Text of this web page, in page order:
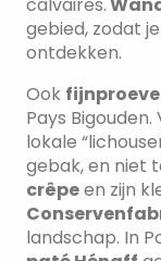
gebied, zodat
ontdekken.
Ook
Pays
lokale
gebak, en niet
crêpeen zijn
landschap. In